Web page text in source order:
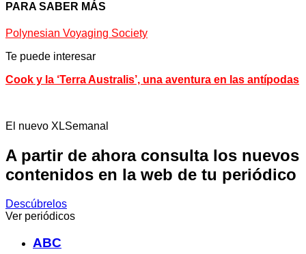
PARA SABER MÁS
Polynesian Voyaging Society
Te puede interesar
Cook y la ‘Terra Australis’, una aventura en las antípodas
El nuevo XLSemanal
A partir de ahora consulta los nuevos
contenidos en la web de tu periódico
Descúbrelos
Ver periódicos
ABC